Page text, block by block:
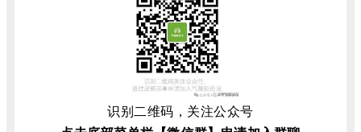
识别二维码，关注公众号